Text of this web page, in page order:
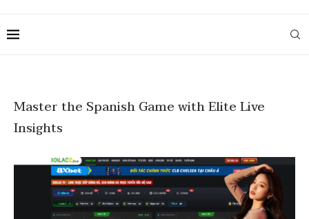
Master the Spanish Game with Elite Live
Insights